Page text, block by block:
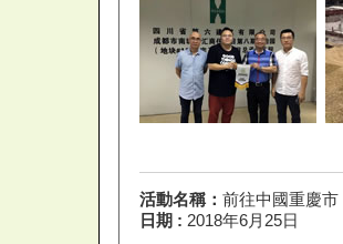
活動名稱： 前往中國重慶
日期 : 2018年6月25日